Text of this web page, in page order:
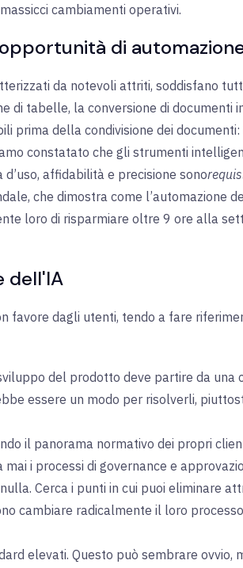
cambiamenti operativi.
di
da notevoli attriti, soddisfano
di tabelle, la conversione di documenti
prima della condivisione dei
constatato che gli strumenti
affidabilità e precisione sono
che dimostra come l’automazione
loro di risparmiare oltre 9 ore alla
dell'IA
favore dagli utenti, tendo a fare
del prodotto deve partire da una
essere un modo per risolverli,
il panorama normativo dei propri
i processi di governance e
Cerca i punti in cui puoi eliminare
cambiare radicalmente il loro
elevati. Questo può sembrare ovvio,